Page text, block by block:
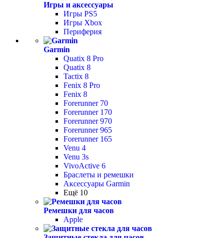
Игры и аксессуары
Игры PS5
Игры Xbox
Периферия
Garmin
Quatix 8 Pro
Quatix 8
Tactix 8
Fenix 8 Pro
Fenix 8
Forerunner 70
Forerunner 170
Forerunner 970
Forerunner 965
Forerunner 165
Venu 4
Venu 3s
VivoActive 6
Браслеты и ремешки
Аксессуары Garmin
Ещё 10
Ремешки для часов
Apple